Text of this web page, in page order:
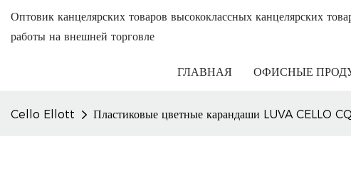
Оптовик канцелярских товаров высококлассных канцелярских
работы на внешней торговле
ГЛАВНАЯ ОФИСНЫЕ
Cello Ellott Пластиковые цветные карандаши LUVA CELLO